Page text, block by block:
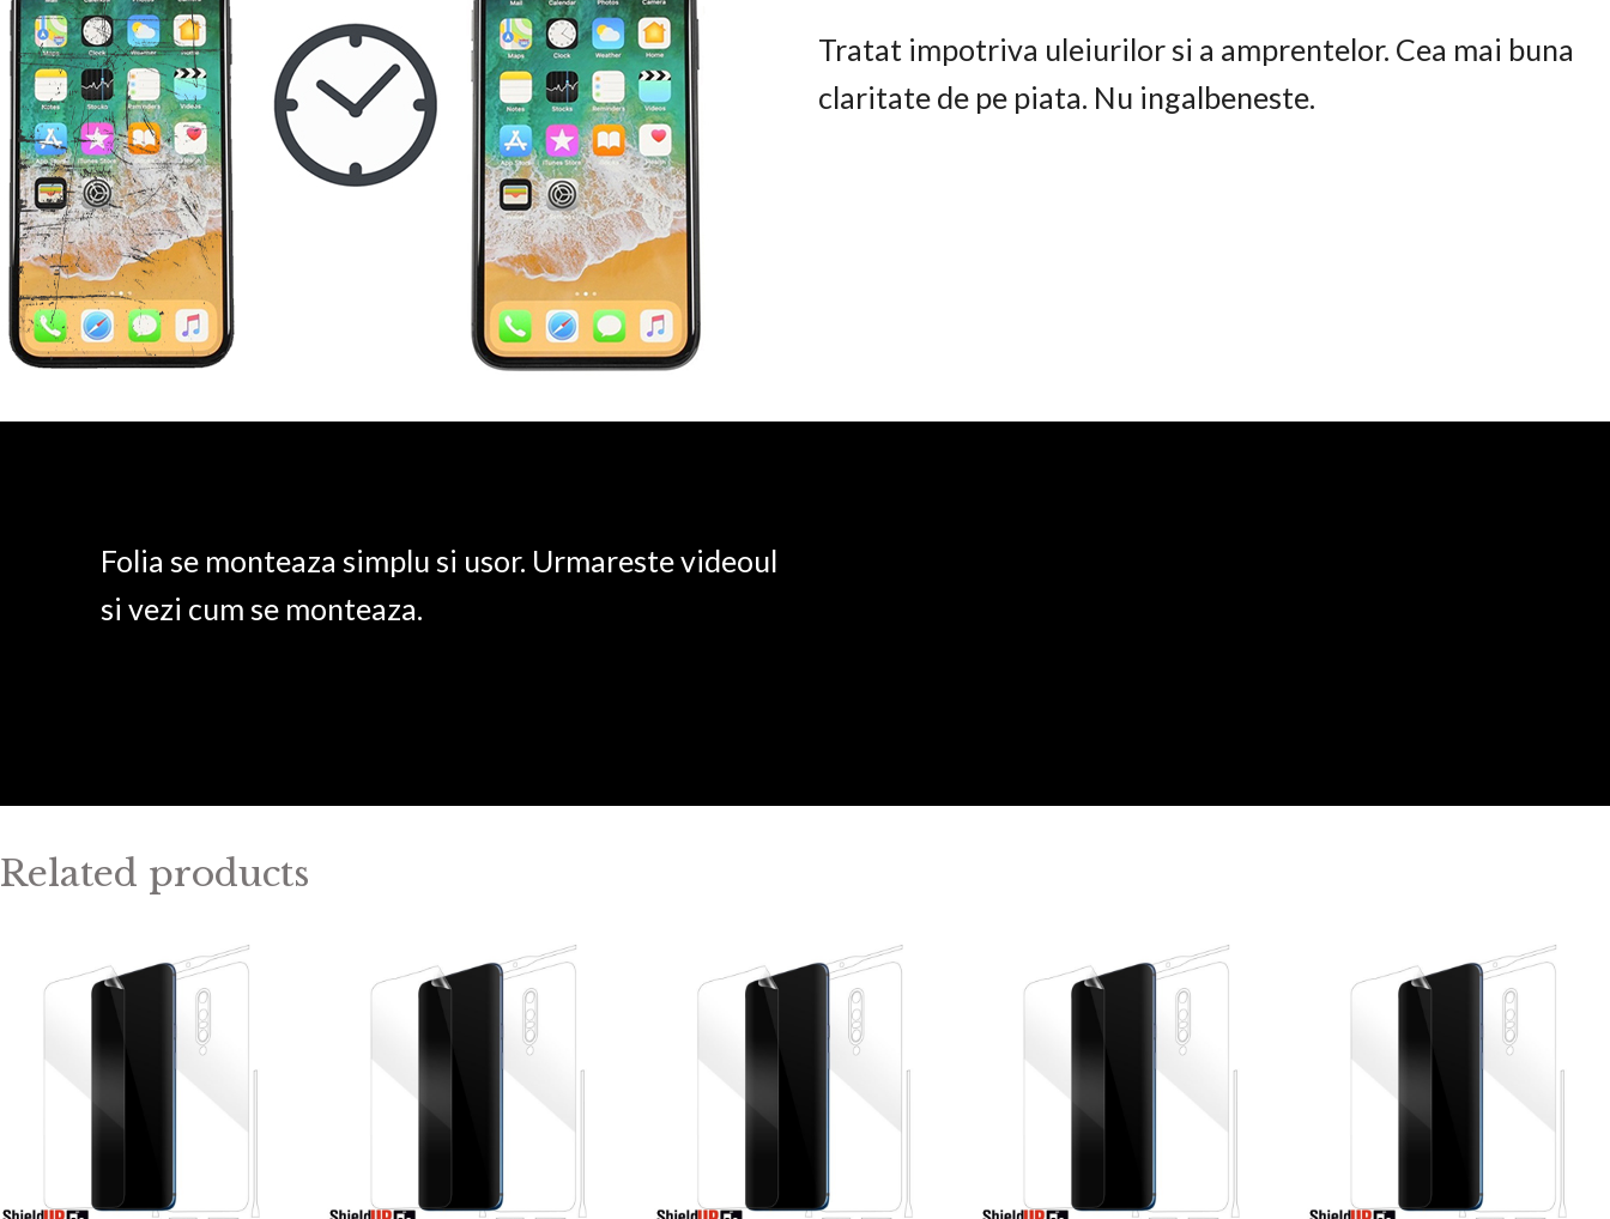
Tratat impotriva uleiurilor si a amprentelor. Cea mai buna
claritate de pe piata. Nu ingalbeneste.
Folia se monteaza simplu si usor. Urmareste videoul
si vezi cum se monteaza.
Related products